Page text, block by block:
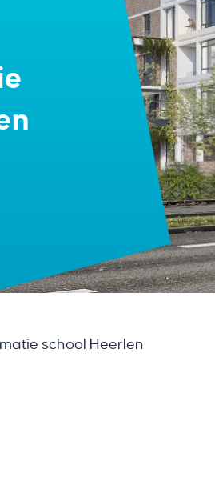
school Heerlen